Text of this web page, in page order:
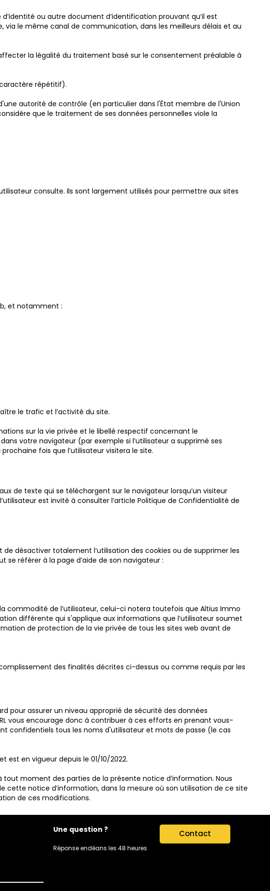
ou autre document d’identification prouvant qu’il est
via le même canal de communication, dans les meilleurs délais et au
la légalité du traitement basé sur le consentement préalable à
répétitif).
autorité de contrôle (en particulier dans l'État membre de l'Union
que le traitement de ses données personnelles viole la
consulte. Ils sont largement utilisés pour permettre aux sites
et notamment :
le trafic et l’activité du site.
sur la vie privée et le libellé respectif concernant le
votre navigateur (par exemple si l’utilisateur a supprimé ses
fois que l’utilisateur visitera le site.
de texte qui se téléchargent sur le navigateur lorsqu’un visiteur
est invité à consulter l’article Politique de Confidentialité de
désactiver totalement l’utilisation des cookies ou de supprimer les
se référer à la page d’aide de son navigateur :
commodité de l’utilisateur, celui-ci notera toutefois que Altius Immo
différente qui s'applique aux informations que l’utilisateur soumet
de protection de la vie privée de tous les sites web avant de
des finalités décrites ci-dessus ou comme requis par les
pour assurer un niveau approprié de sécurité des données
vous encourage donc à contribuer à ces efforts en prenant vous-
confidentiels tous les noms d'utilisateur et mots de passe (le cas
est en vigueur depuis le 01/10/2022.
moment des parties de la présente notice d’information. Nous
notice d’information, dans la mesure où son utilisation de ce site
de ces modifications.
Une question ? Contact
Réponse endéans les 48 heures